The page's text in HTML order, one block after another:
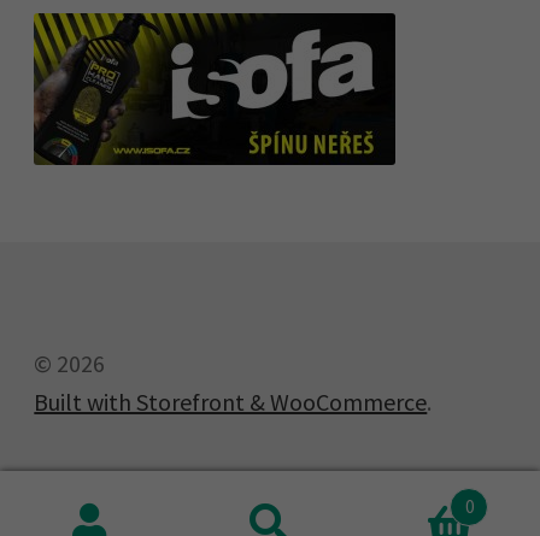
© 2026
Built with Storefront & WooCommerce.
0